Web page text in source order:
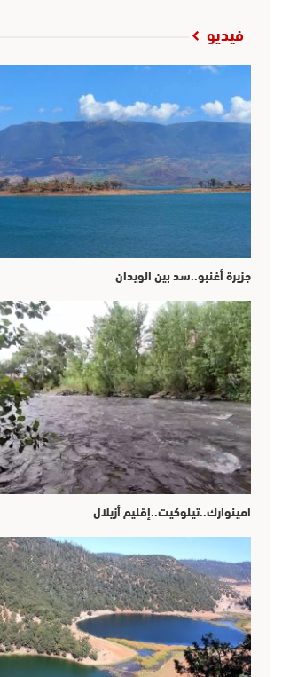
فيديو
جزيرة أغنبو..سد بين الويدان
امينوارك..تيلوكيت..إقليم أزيلال